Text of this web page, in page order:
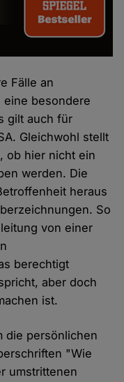
Fälle an
eine besondere
gilt auch für
Gleichwohl stellt
ob hier nicht ein
werden. Die
heraus
So
von einer
berechtigt
aber doch
ist.
die persönlichen
"Wie
umstrittenen